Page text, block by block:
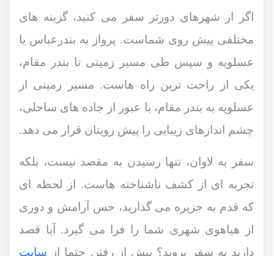
اگر از شهرهای دورتر سفر می ‌کنید، گزینه ‌های
مختلفی پیش روی شماست. پرواز به بندرعباس یا
عسلویه و سپس طی مسیر زمینی تا بندر مقام،
یکی از راحت ‌ترین راه‌ هاست. مسیر زمینی از
عسلویه به بندر مقام، با عبور از جاده‌ های ساحلی،
چشم ‌اندازهای زیبایی را پیش رویتان قرار می ‌دهد.
سفر به لاوان، تنها رسیدن به مقصد نیست، بلکه
تجربه ‌ای از کشف ناشناخته ‌هاست. از لحظه ‌ای
که قدم به جزیره می‌ گذارید، حس آرامش و دوری
از هیاهوی شهری شما را فرا می ‌گیرد. آیا قصد
دارید به سفر بروید؟ پیش از رفتن حتما از سایت